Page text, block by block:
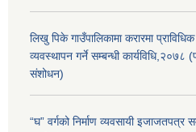
लिखु पिके गाउँपालिकामा करारमा प्राविधिक
व्यवस्थापन गर्ने सम्बन्धी कार्यविधि,२०७८
संशोधन)
“घ” वर्गको निर्माण व्यवसायी इजाजतपत्र